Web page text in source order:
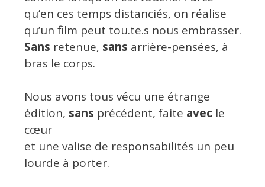
qu’en ces temps distanciés, on réalise
qu’un film peut tou.te.s nous embrasser.
Sans retenue, sans arrière-pensées, à
bras le corps.
Nous avons tous vécu une étrange
édition, sans précédent, faite avec le
cœur
et une valise de responsabilités un peu
lourde à porter.